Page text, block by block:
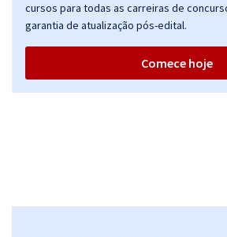
cursos para todas as carreiras de
garantia de atualização pós-edital.
Comece hoje